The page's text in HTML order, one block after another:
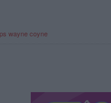
wayne coyne